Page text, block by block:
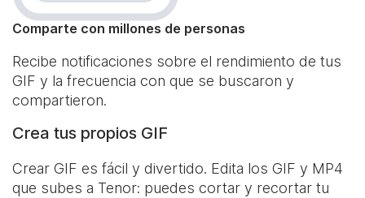
Comparte con millones de personas
Recibe notificaciones sobre el rendimiento de tus
GIF y la frecuencia con que se buscaron y
compartieron.
Crea tus propios GIF
Crear GIF es fácil y divertido. Edita los GIF y MP4
que subes a Tenor: puedes cortar y recortar tu